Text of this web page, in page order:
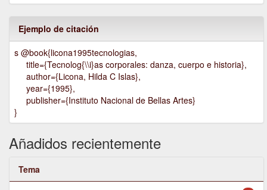
Ejemplo de citación
s @book{licona1995tecnologias,
title={Tecnolog{\\i}as corporales: danza, cuerpo e historia},
author={Licona, Hilda C Islas},
year={1995},
publisher={Instituto Nacional de Bellas Artes}
}
Añadidos recientemente
Tema